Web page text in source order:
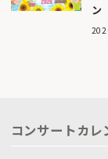
ン
コンサートカレ